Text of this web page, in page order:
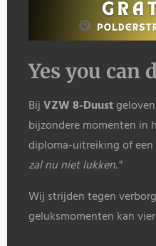
Yes you can
BijVZW 8-Duust
bijzondere momenten in
diploma-uitreiking of
zal nu niet lukken."
Wij strijden tegen
geluksmomenten kan